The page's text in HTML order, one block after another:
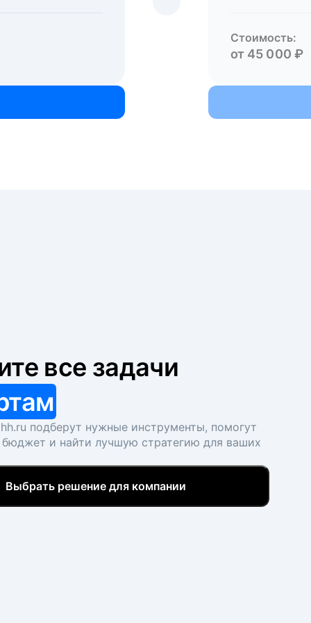
Стоимость:
от 45 000 ₽
все задачи
подберут нужные инструменты, помогут
бюджет и найти лучшую стратегию для ваших
Выбрать решение для компании